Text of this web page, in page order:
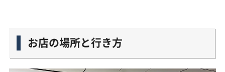
お店の場所と行き方